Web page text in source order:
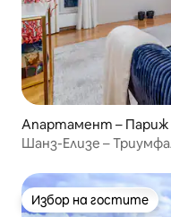
Апартамент – Париж
Шанз-Елизе –
Избор на гостите
Избор на гостите